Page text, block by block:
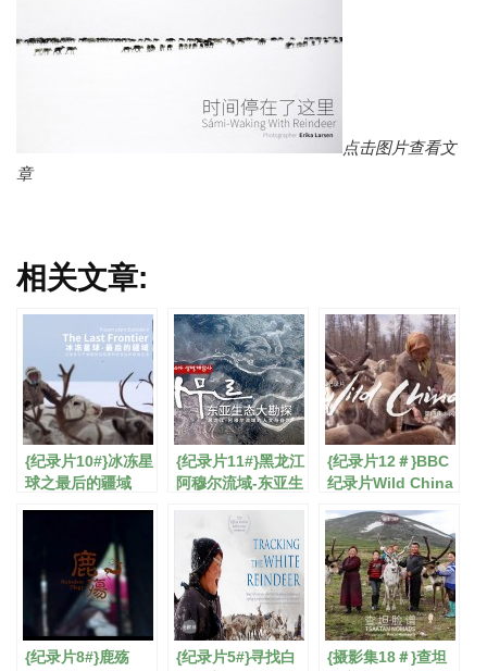
点击图片查看文
章
相关文章:
{纪录片10#}冰冻星
球之最后的疆域
{纪录片11#}黑龙江
阿穆尔流域-东亚生
{纪录片12＃}BBC
纪录片Wild China
{纪录片8#}鹿殇
{纪录片5#}寻找白
{摄影集18＃}查坦